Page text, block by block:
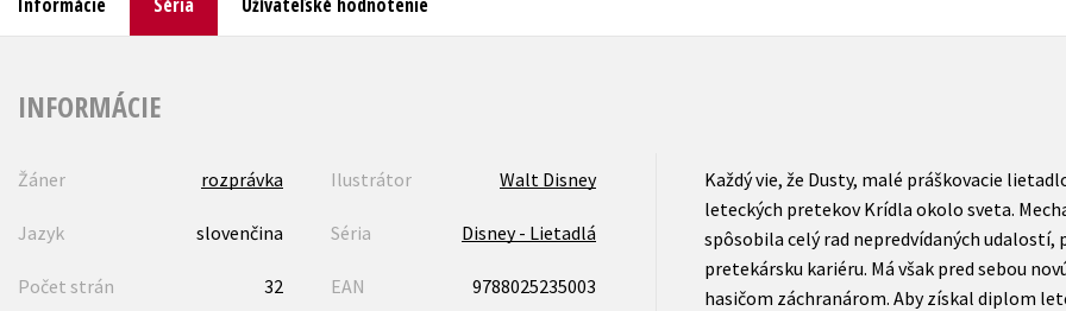
INFORMÁCIE
Žáner rozprávka Ilustrátor Walt Disney
Jazyk slovenčina Séria Disney - Lietadlá
Počet strán 32 EAN 9788025235003
Každý vie, že Dusty, malé práškovacie
leteckých pretekov Krídla okolo sveta.
spôsobila celý rad nepredvídaných
pretekársku kariéru. Má však pred sebou
hasičom záchranárom. Aby získal diplom